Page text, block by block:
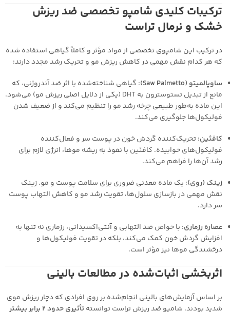
ترکیبات کلیدی شامپو تخصصی ضد ریزش
خشک و نرمال تراست
در ترکیب این شامپوی تخصصی از مواد مؤثر و کاملاً گیاهی استفاده شده
که هر کدام نقش مهمی در کاهش ریزش مو و تحریک رشد مجدد دارند:
ساوپالمیتو (Saw Palmetto)
: گیاهی شناخته‌شده با اثر ضد آندروژنی، که
مانع از تبدیل تستوسترون به DHT (یکی از دلایل اصلی ریزش مو) می‌شود.
این ماده به‌طور طبیعی چرخه رشد مو را تنظیم می‌کند و از ضعیف شدن
فولیکول‌ها جلوگیری می‌کند.
کافئین: تحریک‌کننده گردش خون در پوست سر و فعال‌کننده
فولیکول‌های خوابیده. کافئین با نفوذ به ریشه موها، انرژی لازم برای
رشد آن‌ها را فراهم می‌کند.
زینک (روی): یک ماده معدنی ضروری برای سلامت پوست و مو. زینک
نقش مهمی در بازسازی سلول‌ها، تقویت رشد مو و کاهش التهاب پوست
سر دارد.
عصاره رزماری: با خواص ضد التهابی و آنتی‌اکسیدانی، رزماری نه تنها به
افزایش گردش خون کمک می‌کند، بلکه در تقویت فولیکول‌ها و
درخشندگی موها نیز مؤثر است.
اثربخشی اثبات‌شده در مطالعات بالینی
بر اساس آزمایش‌های بالینی انجام‌شده بر روی افرادی که دچار ریزش موی
شدید بودند، شامپو ضد ریزش تراست توانستهتأثیری حدود ۲ برابر بیشتر